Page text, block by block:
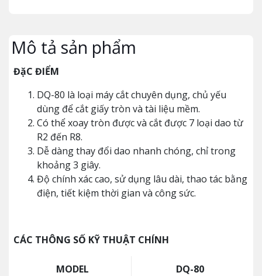
Mô tả sản phẩm
ĐặC ĐIỂM
DQ-80 là loại máy cắt chuyên dụng, chủ yếu
dùng để cắt giấy tròn và tài liệu mềm.
Có thể xoay tròn được và cắt được 7 loại dao từ
R2 đến R8.
Dễ dàng thay đổi dao nhanh chóng, chỉ trong
khoảng 3 giây.
Độ chính xác cao, sử dụng lâu dài, thao tác bằng
điện, tiết kiệm thời gian và công sức.
CÁC THÔNG SỐ KỸ THUẬT CHÍNH
MODEL DQ-80